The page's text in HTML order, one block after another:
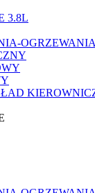
3.8L
OGRZEWANIA